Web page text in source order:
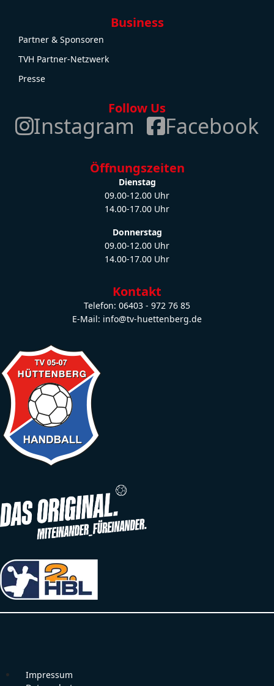
Business
Partner & Sponsoren
TVH Partner-Netzwerk
Presse
Follow Us
Instagram Facebook
Öffnungszeiten
Dienstag
09.00-12.00 Uhr
14.00-17.00 Uhr
Donnerstag
09.00-12.00 Uhr
14.00-17.00 Uhr
Kontakt
Telefon: 06403 - 972 76 85
E-Mail: info@tv-huettenberg.de
Impressum